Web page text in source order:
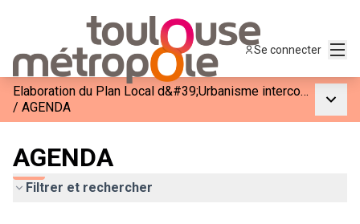
Se connecter
Elaboration du Plan Local d&#39;Urbanisme intercommunal et Habitat
/ AGENDA
AGENDA
Filtrer et rechercher